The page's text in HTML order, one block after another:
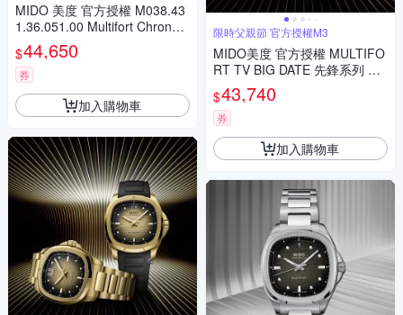
MIDO 美度 官方授權 M038.43
1.36.051.00 Multifort Chronom
eter 先鋒系列 天文台認證機械
錶 套錶 寵爸時刻 送禮推薦 M0
384313605100
$44,650
券
加入購物車
限時父親節 官方授權M3
MIDO美度 官方授權 MULTIFO
RT TV BIG DATE 先鋒系列 TV
大日期窗 機械腕錶 父親節 禮物
推薦 40mm/M0495263302100
$43,740
券
加入購物車